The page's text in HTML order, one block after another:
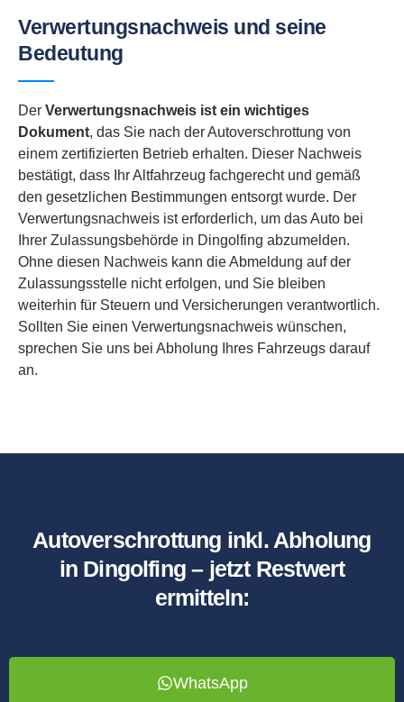
Verwertungsnachweis und seine
Bedeutung
Der Verwertungsnachweis ist ein wichtiges
Dokument, das Sie nach der Autoverschrottung von
einem zertifizierten Betrieb erhalten. Dieser Nachweis
bestätigt, dass Ihr Altfahrzeug fachgerecht und gemäß
den gesetzlichen Bestimmungen entsorgt wurde. Der
Verwertungsnachweis ist erforderlich, um das Auto bei
Ihrer Zulassungsbehörde in Dingolfing abzumelden.
Ohne diesen Nachweis kann die Abmeldung auf der
Zulassungsstelle nicht erfolgen, und Sie bleiben
weiterhin für Steuern und Versicherungen verantwortlich.
Sollten Sie einen Verwertungsnachweis wünschen,
sprechen Sie uns bei Abholung Ihres Fahrzeugs darauf
an.
Autoverschrottung inkl. Abholung
in Dingolfing – jetzt Restwert
ermitteln:
WhatsApp